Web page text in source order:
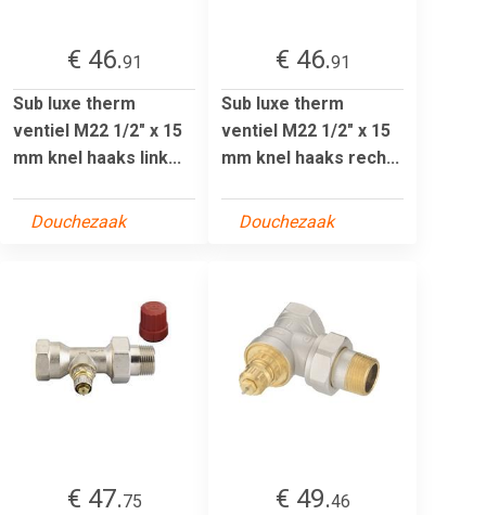
€ 46.91
Sub luxe therm
ventiel M22 1/2" x 15
mm knel haaks link...
Douchezaak
€ 46.91
Sub luxe therm
ventiel M22 1/2" x 15
mm knel haaks rech...
Douchezaak
€ 47.75
€ 49.46